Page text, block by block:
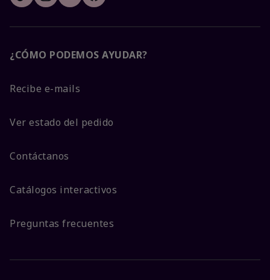
¿CÓMO PODEMOS AYUDAR?
Recibe e-mails
Ver estado del pedido
Contáctanos
Catálogos interactivos
Preguntas frecuentes